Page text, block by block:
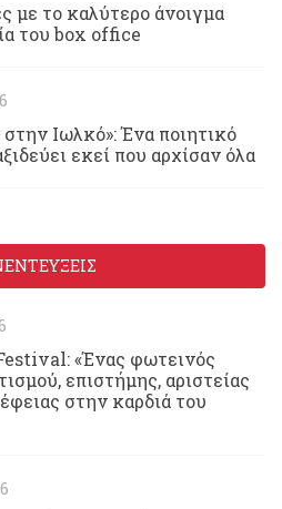
με το καλύτερο άνοιγμα
του box office
Ιωλκό»: Ένα ποιητικό
εκεί που αρχίσαν όλα
«Ένας φωτεινός
επιστήμης, αριστείας
στην καρδιά του